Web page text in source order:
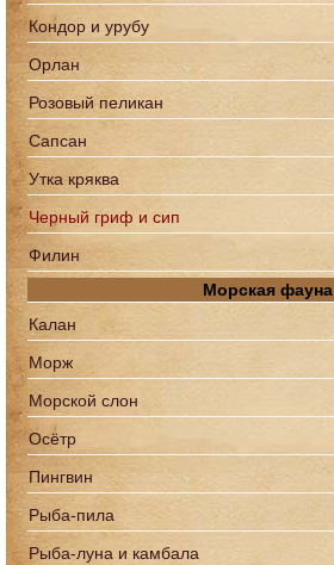
Кондор и урубу
Орлан
Розовый пеликан
Сапcан
Утка кряква
Черный гриф и сип
Филин
Морская фауна
Калан
Морж
Морской слон
Осётр
Пингвин
Рыба-пила
Рыба-луна и камбала